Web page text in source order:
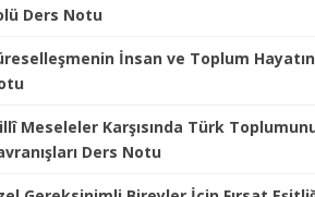
Ders Notu
İnsan ve Toplum
Meseleler Karşısında Türk
Ders Notu